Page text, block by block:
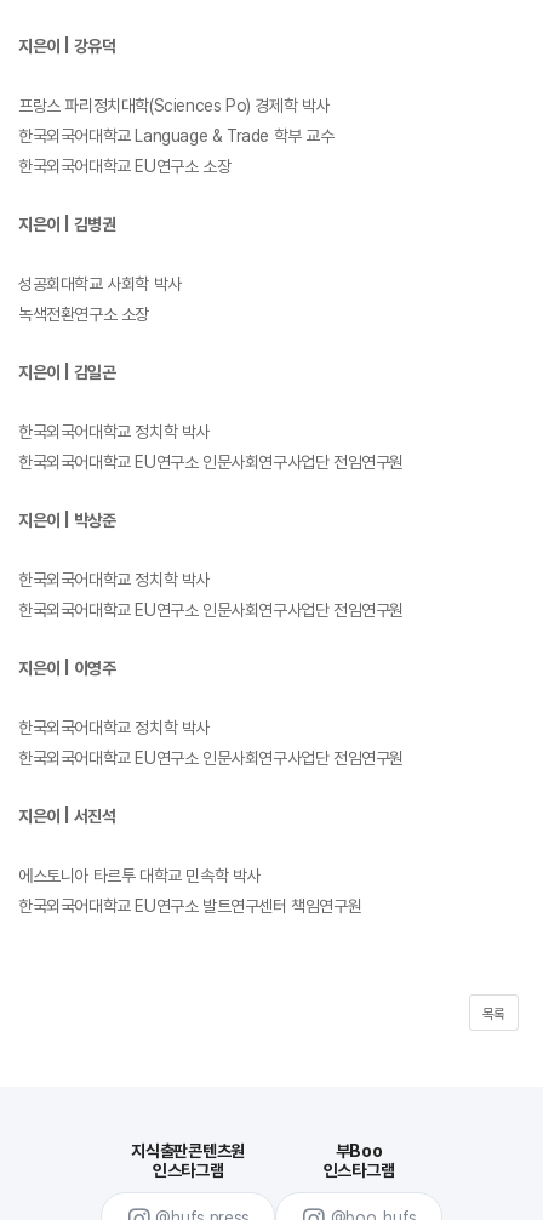
지은이 강유덕
프랑스 파리정치대학(Sciences Po) 경제학 박사
한국외국어대학교 Language & Trade 학부 교수
한국외국어대학교 EU연구소 소장
지은이 김병권
성공회대학교 사회학 박사
녹색전환연구소 소장
지은이 김일곤
한국외국어대학교 정치학 박사
한국외국어대학교 EU연구소 인문사회연구사업단 전임연구원
지은이 박상준
한국외국어대학교 정치학 박사
한국외국어대학교 EU연구소 인문사회연구사업단 전임연구원
지은이 이영주
한국외국어대학교 정치학 박사
한국외국어대학교 EU연구소 인문사회연구사업단 전임연구원
지은이 서진석
에스토니아 타르투 대학교 민속학 박사
한국외국어대학교 EU연구소 발트연구센터 책임연구원
목록
지식출판콘텐츠원
인스타그램
부Boo
인스타그램